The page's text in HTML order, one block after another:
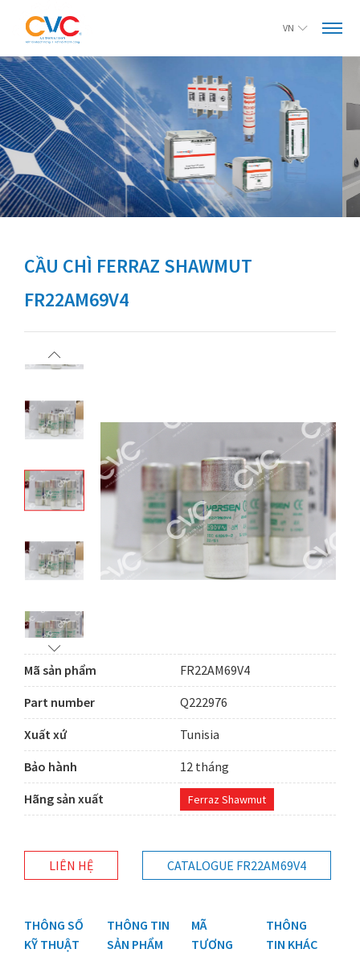
VN
CẦU CHÌ FERRAZ SHAWMUT
FR22AM69V4
Mã sản phẩm
FR22AM69V4
Part number
Q222976
Xuất xứ
Tunisia
Bảo hành
12 tháng
Hãng sản xuất
Ferraz Shawmut
LIÊN HỆ CATALOGUE FR22AM69V4
THÔNG SỐ
KỸ THUẬT
THÔNG TIN
SẢN PHẨM
MÃ
TƯƠNG
THÔNG
TIN KHÁC